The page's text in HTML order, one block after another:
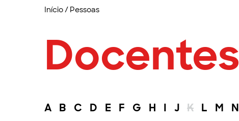
Início/ Pessoas
Docentes
A B C D E F G H I J K L M N